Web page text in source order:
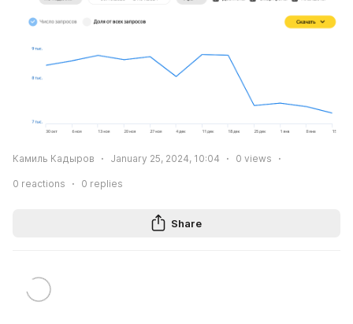
Камиль Кадыров January 25, 2024, 10:04 0 views
0 reactions 0 replies
Share